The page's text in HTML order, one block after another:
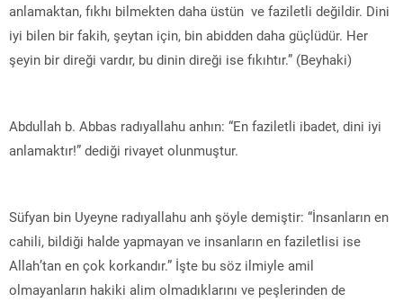
anlamaktan, fıkhı bilmekten daha üstün ve faziletli değildir. Dini
iyi bilen bir fakih, şeytan için, bin abidden daha güçlüdür. Her
şeyin bir direği vardır, bu dinin direği ise fıkıhtır.” (Beyhaki)
Abdullah b. Abbas radıyallahu anhın: “En faziletli ibadet, dini iyi
anlamaktır!” dediği rivayet olunmuştur.
Süfyan bin Uyeyne radıyallahu anh şöyle demiştir: “İnsanların en
cahili, bildiği halde yapmayan ve insanların en faziletlisi ise
Allah’tan en çok korkandır.” İşte bu söz ilmiyle amil
olmayanların hakiki alim olmadıklarını ve peşlerinden de